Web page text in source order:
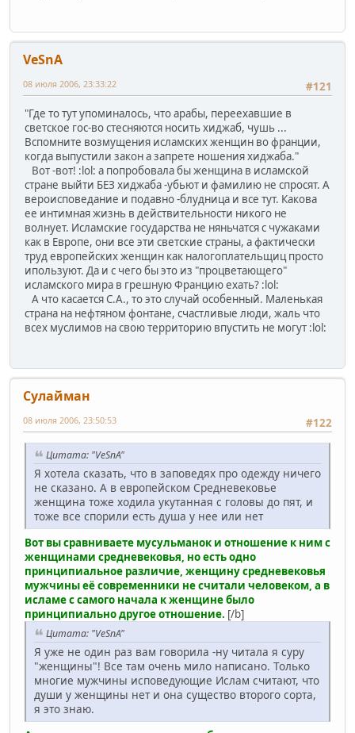
VeSnA
#121
08 июля 2006, 23:33:22
"Где то тут упоминалось, что арабы, переехавшие в
светское гос-во стесняются носить хиджаб, чушь ...
Вспомните возмущения исламских женщин во франции,
когда выпустили закон а запрете ношения хиджаба."
Вот -вот! :lol: а попробовала бы женщина в исламской
стране выйти БЕЗ хиджаба -убьют и фамилию не спросят. А
вероисповедание и подавно -блудница и все тут. Какова
ее интимная жизнь в действительности никого не
волнует. Исламские государства не няньчатся с чужаками
как в Европе, они все эти светские страны, а фактически
труд европейских женщин как налогоплательщиц просто
ипользуют. Да и с чего бы это из "процветающего"
исламского мира в грешную Францию ехать? :lol:
А что касается С.А., то это случай особенный. Маленькая
страна на нефтяном фонтане, счастливые люди, жаль что
всех муслимов на свою территорию впустить не могут :lol:
Сулайман
#122
08 июля 2006, 23:50:53
Цитата: "VeSnA"
Я хотела сказать, что в заповедях про одежду ничего
не сказано. А в европейском Средневековье
женщина тоже ходила укутанная с головы до пят, и
тоже все спорили есть душа у нее или нет
Вот вы сравниваете мусульманок и отношение к ним с
женщинами средневековья, но есть одно
принципиальное различие, женщину средневековья
мужчины её современники не считали человеком, а в
исламе с самого начала к женщине было
принципиально другое отношение. [/b]
Цитата: "VeSnA"
Я уже не один раз вам говорила -ну читала я суру
"женщины"! Все там очень мило написано. Только
многие мужчины исповедующие Ислам считают, что
души у женщины нет и она существо второго сорта,
я это знаю.